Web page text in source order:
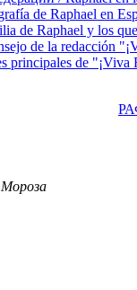
de Raphael en
de Raphael y los
de la redacción
de "¡Viva
Мороза